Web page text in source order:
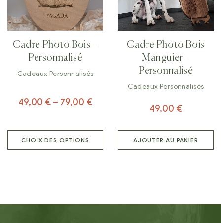
Cadre Photo Bois –
Personnalisé
Cadeaux Personnalisés
49,00 € – 79,00 €
CHOIX DES OPTIONS
Cadre Photo Bois
Manguier –
Personnalisé
Cadeaux Personnalisés
49,00 €
AJOUTER AU PANIER